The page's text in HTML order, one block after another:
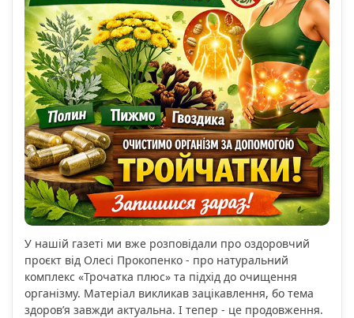
У нашій газеті ми вже розповідали про оздоровчий
проєкт від Олесі Прокопенко - про натуральний
комплекс «Трочатка плюс» та підхід до очищення
організму. Матеріал викликав зацікавлення, бо тема
здоров’я завжди актуальна. І тепер - це продовження.